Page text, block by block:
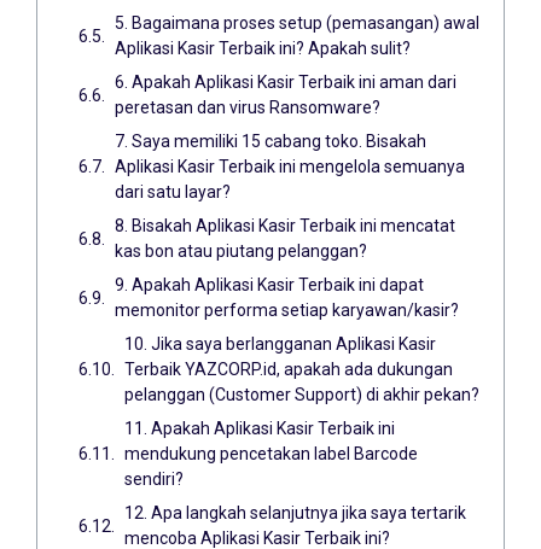
5. Bagaimana proses setup (pemasangan) awal
Aplikasi Kasir Terbaik ini? Apakah sulit?
6. Apakah Aplikasi Kasir Terbaik ini aman dari
peretasan dan virus Ransomware?
7. Saya memiliki 15 cabang toko. Bisakah
Aplikasi Kasir Terbaik ini mengelola semuanya
dari satu layar?
8. Bisakah Aplikasi Kasir Terbaik ini mencatat
kas bon atau piutang pelanggan?
9. Apakah Aplikasi Kasir Terbaik ini dapat
memonitor performa setiap karyawan/kasir?
10. Jika saya berlangganan Aplikasi Kasir
Terbaik YAZCORP.id, apakah ada dukungan
pelanggan (Customer Support) di akhir pekan?
11. Apakah Aplikasi Kasir Terbaik ini
mendukung pencetakan label Barcode
sendiri?
12. Apa langkah selanjutnya jika saya tertarik
mencoba Aplikasi Kasir Terbaik ini?